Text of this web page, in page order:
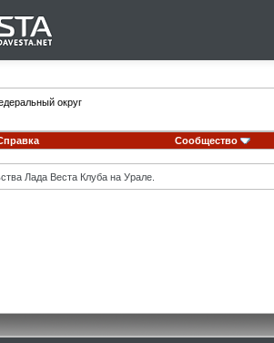
округ
Сообщество
Лада Веста Клуба на Урале.